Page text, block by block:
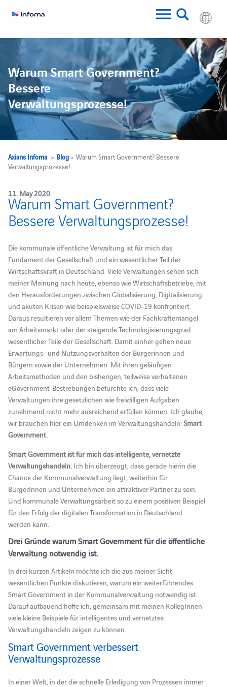
Warum Smart Government?
Bessere
Verwaltungsprozesse!
Axians Infoma> Blog> Warum Smart Government? Bessere
Verwaltungsprozesse!
11. May 2020
Warum Smart Government?
Bessere Verwaltungsprozesse!
Die kommunale öffentliche Verwaltung ist für mich das
Fundament der Gesellschaft und ein wesentlicher Teil der
Wirtschaftskraft in Deutschland. Viele Verwaltungen sehen sich
meiner Meinung nach heute, ebenso wie Wirtschaftsbetriebe, mit
den Herausforderungen zwischen Globalisierung, Digitalisierung
und akuten Krisen wie beispielsweise COVID-19 konfrontiert.
Daraus resultieren vor allem Themen wie der Fachkräftemangel
am Arbeitsmarkt oder der steigende Technologisierungsgrad
wesentlicher Teile der Gesellschaft. Damit einher gehen neue
Erwartungs- und Nutzungsverhalten der Bürgerinnen und
Bürgern sowie der Unternehmen. Mit ihren geläufigen
Arbeitsmethoden und den bisherigen, teilweise verhaltenen
eGovernment-Bestrebungen befürchte ich, dass viele
Verwaltungen ihre gesetzlichen wie freiwilligen Aufgaben
zunehmend nicht mehr ausreichend erfüllen können. Ich glaube,
wir brauchen hier ein Umdenken im Verwaltungshandeln: Smart
Government.
Smart Government ist für mich das intelligente, vernetzte
Verwaltungshandeln.Ich bin überzeugt, dass gerade hierin die
Chance der Kommunalverwaltung liegt, weiterhin für
BürgerInnen und Unternehmen ein attraktiver Partner zu sein.
Und kommunale Verwaltungsarbeit so zu einem positiven Beispiel
für den Erfolg der digitalen Transformation in Deutschland
werden kann.
Drei Gründe warum Smart Government für die öffentliche
Verwaltung notwendig ist.
In drei kurzen Artikeln möchte ich die aus meiner Sicht
wesentlichen Punktediskutieren, warum ein weiterführendes
Smart Government in der Kommunalverwaltung notwendig ist.
Darauf aufbauend hoffe ich, gemeinsam mit meinen KollegInnen
viele kleine Beispiele für intelligentes und vernetztes
Verwaltungshandeln zeigen zu können.
Smart Government verbessert
Verwaltungsprozesse
In einer Welt, in der die schnelle Erledigung von Prozessen immer